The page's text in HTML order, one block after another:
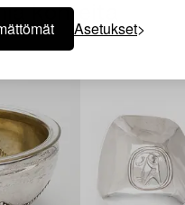
Asetukset
kohteita